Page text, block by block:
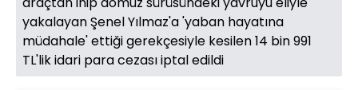
yakalayan Şenel Yılmaz'a 'yaban hayatına
müdahale' ettiği gerekçesiyle kesilen 14 bin 991
TL'lik idari para cezası iptal edildi